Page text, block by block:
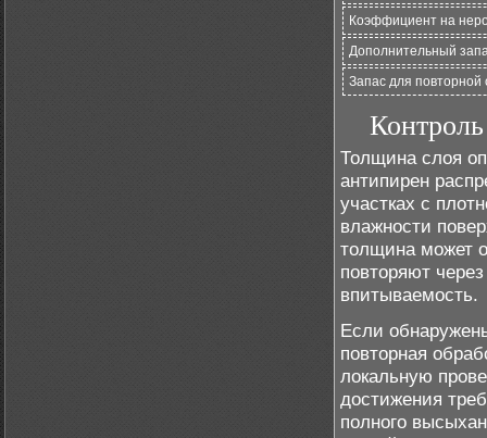
Коэффициент на
Дополнительный
Запас для повторной
Толщина слоя
антипирен
участках с
влажности
толщина может
повторяют
впитываемость.
Если
повторная
локальную
достижения
полного